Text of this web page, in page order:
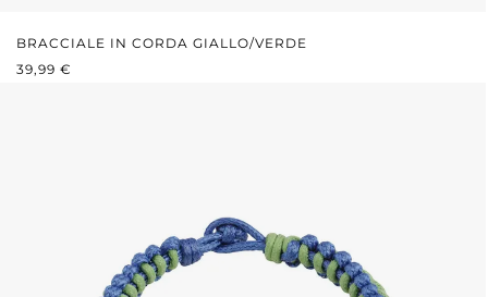
BRACCIALE IN CORDA GIALLO/VERDE
PREZZO NORMALE:
39,99 €